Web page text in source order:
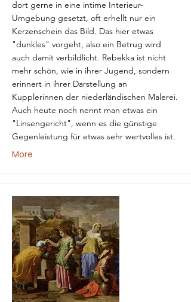
dort gerne in eine intime Interieur-
Umgebung gesetzt, oft erhellt nur ein
Kerzenschein das Bild. Das hier etwas
"dunkles" vorgeht, also ein Betrug wird
auch damit verbildlicht. Rebekka ist nicht
mehr schön, wie in ihrer Jugend, sondern
erinnert in ihrer Darstellung an
Kupplerinnen der niederländischen Malerei.
Auch heute noch nennt man etwas ein
"Linsengericht", wenn es die günstige
Gegenleistung für etwas sehr wertvolles ist.
More